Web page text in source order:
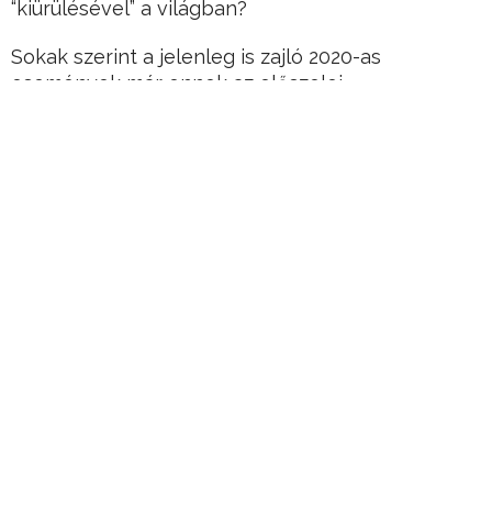
“kiürülésével” a világban?
Sokak szerint a jelenleg is zajló 2020-as
események már ennek az előszelei.